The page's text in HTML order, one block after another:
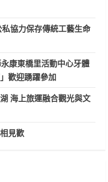
協力保存傳統工藝生命
康東橋里活動中心牙體
歡迎踴躍參加
海上旅運融合觀光與文
見歡